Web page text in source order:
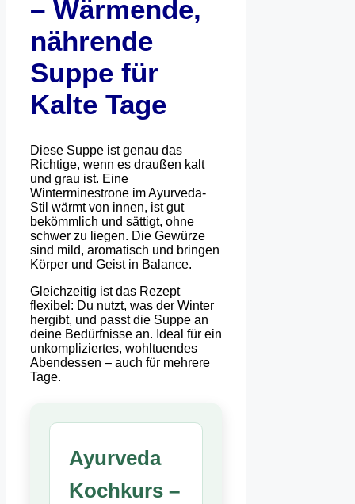
– Wärmende,
nährende
Suppe für
Kalte Tage
Diese Suppe ist genau das
Richtige, wenn es draußen kalt
und grau ist. Eine
Winterminestrone im Ayurveda-
Stil wärmt von innen, ist gut
bekömmlich und sättigt, ohne
schwer zu liegen. Die Gewürze
sind mild, aromatisch und bringen
Körper und Geist in Balance.
Gleichzeitig ist das Rezept
flexibel: Du nutzt, was der Winter
hergibt, und passt die Suppe an
deine Bedürfnisse an. Ideal für ein
unkompliziertes, wohltuendes
Abendessen – auch für mehrere
Tage.
Ayurveda
Kochkurs –